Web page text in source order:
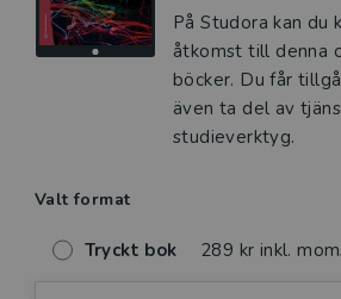
På Studora kan du
åtkomst till denna
böcker. Du får
även ta del av
studieverktyg.
Valt format
Tryckt bok 289 kr inkl.